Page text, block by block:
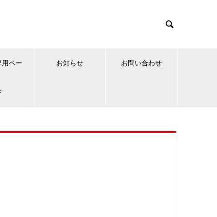

用ペー お知らせ お問い合わせ